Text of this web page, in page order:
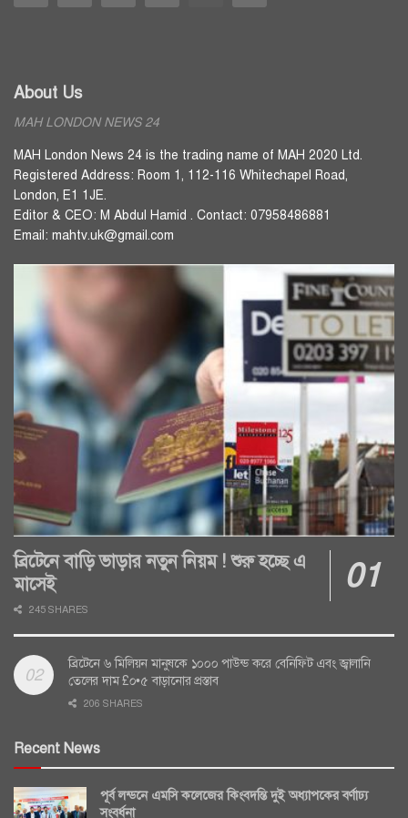
About Us
MAH LONDON NEWS 24
MAH London News 24 is the trading name of MAH 2020 Ltd.
Registered Address: Room 1, 112-116 Whitechapel Road,
London, E1 1JE.
Editor & CEO: M Abdul Hamid . Contact: 07958486881
Email: mahtv.uk@gmail.com
ব্রিটেনে বাড়ি ভাড়ার নতুন নিয়ম ! শুরু হচ্ছে এ
মাসেই
245 SHARES
ব্রিটেনে ৬ মিলিয়ন মানুষকে ১০০০ পাউন্ড করে বেনিফিট এবং জ্বালানি
তেলের দাম £০•৫ বাড়ানোর প্রস্তাব
206 SHARES
Recent News
পূর্ব লন্ডনে এমসি কলেজের কিংবদন্তি দুই অধ্যাপকের বর্ণাঢ্য
সংবর্ধনা